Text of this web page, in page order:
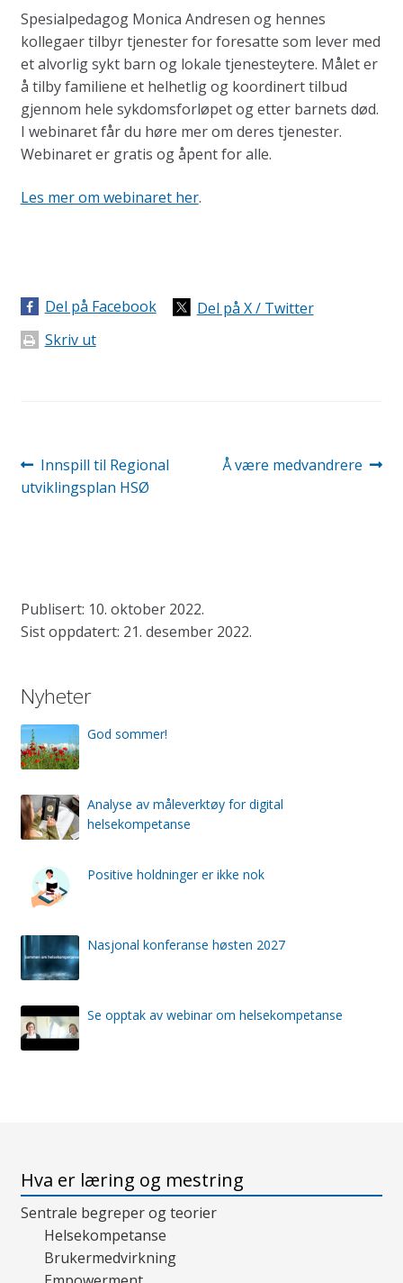
Spesialpedagog Monica Andresen og hennes
kollegaer tilbyr tjenester for foresatte som lever med
et alvorlig sykt barn og lokale tjenesteytere. Målet er
å tilby familiene et helhetlig og koordinert tilbud
gjennom hele sykdomsforløpet og etter barnets død.
I webinaret får du høre mer om deres tjenester.
Webinaret er gratis og åpent for alle.
Les mer om webinaret her.
Del på Facebook
Del på X / Twitter
Skriv ut
Innleggsnavigasjon
Forrige
innlegg:
Innspill til Regional
utviklingsplan HSØ
Neste
Å være medvandrere
Publisert: 10. oktober 2022.
Sist oppdatert: 21. desember 2022.
Nyheter
God sommer!
Analyse av måleverktøy for digital
helsekompetanse
Positive holdninger er ikke nok
Nasjonal konferanse høsten 2027
Se opptak av webinar om helsekompetanse
Hva er læring og mestring
Sentrale begreper og teorier
Helsekompetanse
Brukermedvirkning